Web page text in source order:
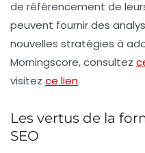
de référencement de
peuvent fournir des
nouvelles stratégies à
Morningscore, consultez
visitez ce lien.
Les vertus de la
SEO